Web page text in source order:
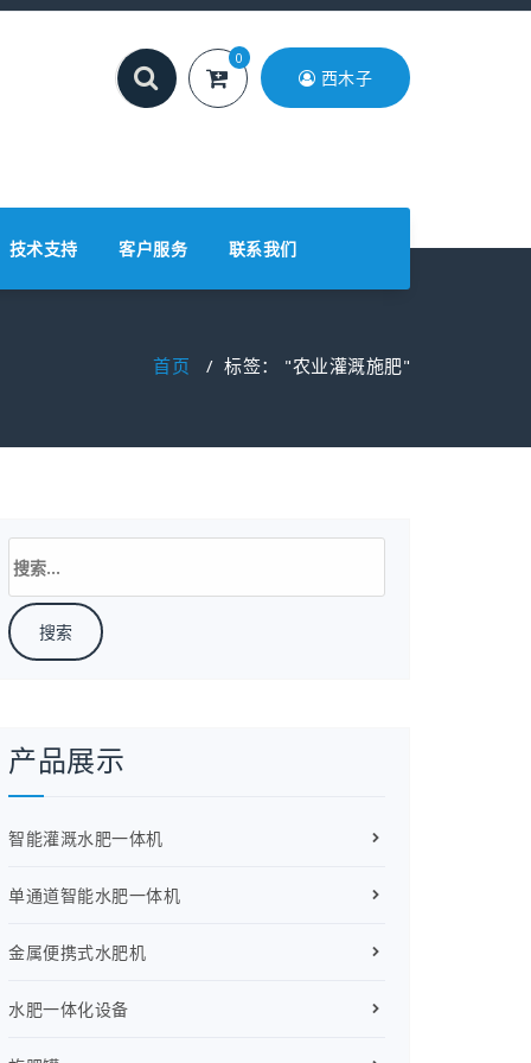
0
西木子
技术支持 客户服务 联系我们
首页 / 标签： "农业灌溉施肥"
索：
产品展示
智能灌溉水肥一体机
单通道智能水肥一体机
金属便携式水肥机
水肥一体化设备